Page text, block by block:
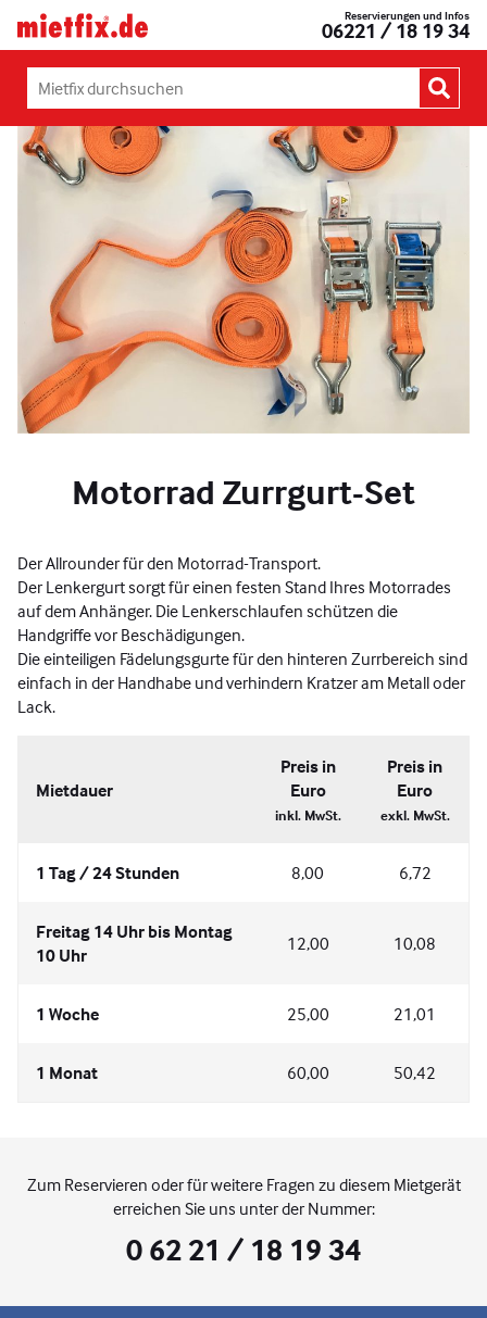
Inhalt
Mietfix®
Geräte
Maschinen
mieten
in
Heidelberg
Reservierungen und Infos
06221 / 18 19 34
durchsuchen:
Motorrad Zurrgurt-Set
Der Allrounder für den Motorrad-Transport.
Der Lenkergurt sorgt für einen festen Stand Ihres Motorrades
auf dem Anhänger. Die Lenkerschlaufen schützen die
Handgriffe vor Beschädigungen.
Die einteiligen Fädelungsgurte für den hinteren Zurrbereich sind
einfach in der Handhabe und verhindern Kratzer am Metall oder
Lack.
Mietdauer
Preis in
Euro
inkl. MwSt.
Preis in
Euro
exkl. MwSt.
1 Tag / 24 Stunden 8,00 6,72
Freitag 14 Uhr bis Montag
10 Uhr
12,00 10,08
1 Woche 25,00 21,01
1 Monat 60,00 50,42
Zum Reservieren oder für weitere Fragen zu diesem Mietgerät
erreichen Sie uns unter der Nummer:
0 62 21 / 18 19 34